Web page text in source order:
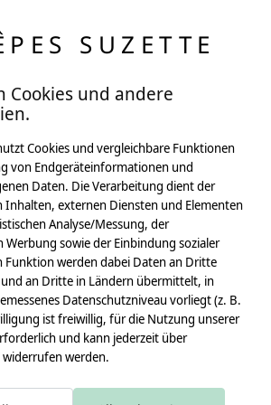
wird individuell für dich
wir ausgewählte Stoffe saisonal
bei einzelnen Stoffdetails
das macht jedes Kissen zu einem
OEKO-TEX 100
Namensanhänger aus Holzwürfeln
silikonisierte Polyesterfaserbällchen OEKO-TEX
nicht trocknergeeignet
sind nicht für Kinder unter 3 Jahren
SUZETTE
Cookies und andere
Cookies und vergleichbare Funktionen
von Endgeräteinformationen und
Daten. Die Verarbeitung dient der
Inhalten, externen Diensten und Elementen
Analyse/Messung, der
Werbung sowie der Einbindung sozialer
Funktion werden dabei Daten an Dritte
an Dritte in Ländern übermittelt, in
Datenschutzniveau vorliegt (z. B.
ist freiwillig, für die Nutzung unserer
und kann jederzeit über
widerrufen werden.